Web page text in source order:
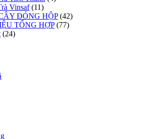
Vinsaf (11)
ĐÓNG HỘP (42)
TỔNG HỢP (77)
(24)